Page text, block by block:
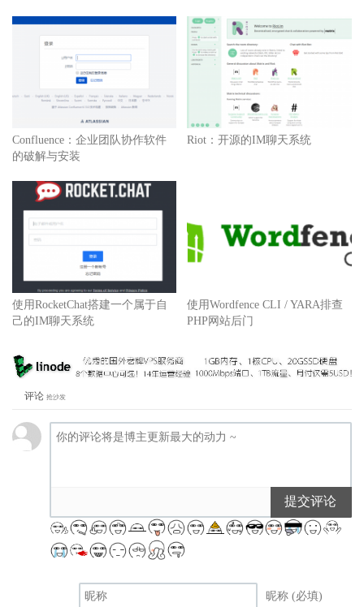
Confluence：企业团队协作软件
的破解与安装
Riot：开源的IM聊天系统
使用RocketChat搭建一个属于自
己的IM聊天系统
使用Wordfence CLI / YARA排查
PHP网站后门
评论 抢沙发
提交评论
昵称 (必填)